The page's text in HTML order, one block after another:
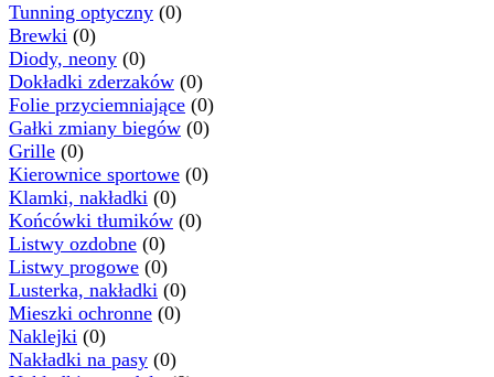
Tunning optyczny (0)
Brewki (0)
Diody, neony (0)
Dokładki zderzaków (0)
Folie przyciemniające (0)
Gałki zmiany biegów (0)
Grille (0)
Kierownice sportowe (0)
Klamki, nakładki (0)
Końcówki tłumików (0)
Listwy ozdobne (0)
Listwy progowe (0)
Lusterka, nakładki (0)
Mieszki ochronne (0)
Naklejki (0)
Nakładki na pasy (0)